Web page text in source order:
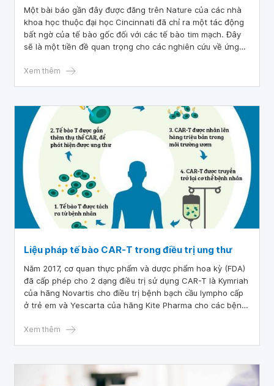
Một bài báo gần đây được đăng trên Nature của các nhà
khoa học thuộc đại học Cincinnati đã chỉ ra một tác động
bất ngờ của tế bào gốc đối với các tế bào tim mạch. Đây
sẽ là một tiền đề quan trọng cho các nghiên cứu về ứng
máu cơ tim.
Xem thêm
Liệu pháp tế bào CAR-T trong điều trị ung thư
Năm 2017, cơ quan thực phẩm và dược phẩm hoa kỳ (FDA)
đã cấp phép cho 2 dạng điều trị sử dụng CAR-T là Kymriah
của hãng Novartis cho điều trị bệnh bạch cầu lympho cấp
ở trẻ em và Yescarta của hãng Kite Pharma cho các bệnh
bào CAR-T đã mở ra kỷ nguyên mới trong điều trị ung thư
Xem thêm